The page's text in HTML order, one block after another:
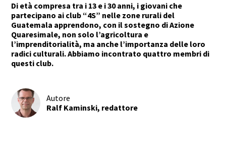
Di età compresa tra i 13 e i 30 anni, i giovani che
partecipano ai club “4S” nelle zone rurali del
Guatemala apprendono, con il sostegno di Azione
Quaresimale, non solo l’agricoltura e
l’imprenditorialità, ma anche l’importanza delle loro
radici culturali. Abbiamo incontrato quattro membri di
questi club.
Autore
Ralf Kaminski, redattore